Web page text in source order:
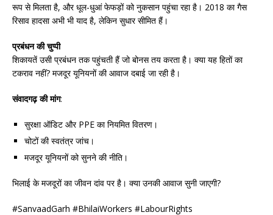
रूप से मिलता है, और धूल-धुआं फेफड़ों को नुकसान पहुंचा रहा है। 2018 का गैस
रिसाव हादसा अभी भी याद है, लेकिन सुधार सीमित हैं।
प्रबंधन की चुप्पी
शिकायतें उसी प्रबंधन तक पहुंचती हैं जो बोनस तय करता है। क्या यह हितों का
टकराव नहीं? मजदूर यूनियनों की आवाज दबाई जा रही है।
संवादगढ़ की मांग:
सुरक्षा ऑडिट और PPE का नियमित वितरण।
चोटों की स्वतंत्र जांच।
मजदूर यूनियनों को सुनने की नीति।
भिलाई के मजदूरों का जीवन दांव पर है। क्या उनकी आवाज सुनी जाएगी?
#SanvaadGarh #BhilaiWorkers #LabourRights